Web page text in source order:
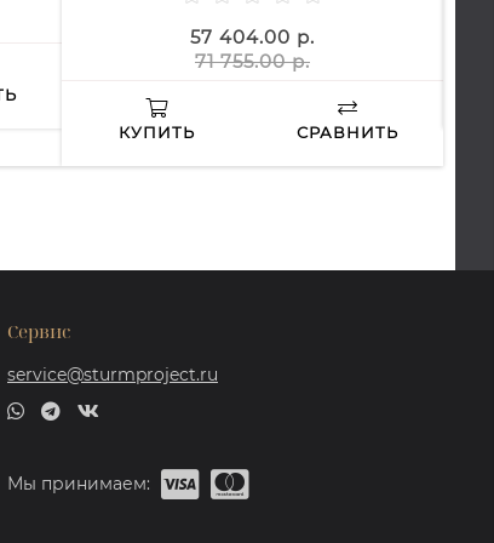
57 404.00 р.
71 755.00 р.
КУПИТЬ СРАВНИТЬ
Сервис
service@sturmproject.ru
Мы принимаем: